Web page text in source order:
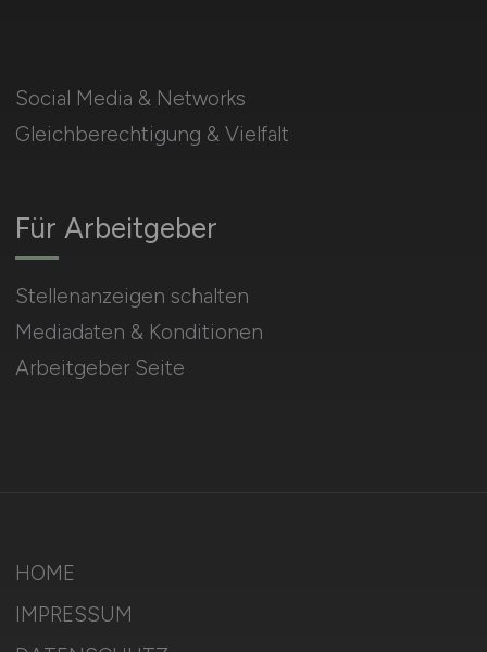
Social Media & Networks
Gleichberechtigung & Vielfalt
Für Arbeitgeber
Stellenanzeigen schalten
Mediadaten & Konditionen
Arbeitgeber Seite
HOME
IMPRESSUM